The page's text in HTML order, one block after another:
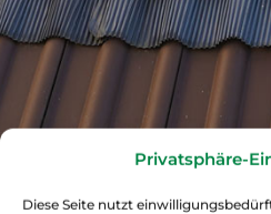
Privatsphäre-
Diese Seite nutzt